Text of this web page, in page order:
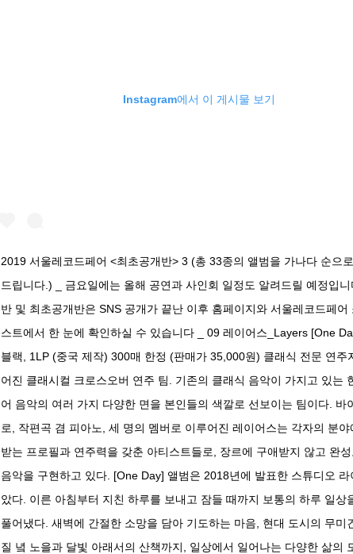
Instagram에서 이 게시물 보기
2019 서울레코드페어 <최초공개반> 3 (총 33종의 앨범을 가나다 순으
드립니다.) _ 금요일에는 올해 공연과 사인회 일정도 알려드릴 예정입니
반 및 최초공개반은 SNS 공개가 끝난 이후 홈페이지와 서울레코드페어
스트에서 한 눈에 확인하실 수 있습니다 _ 09 레이어스_Layers [One
블랙, 1LP (중국 제작) 300매 한정 (판매가 35,000원) 클래식 전문 연주
어진 클래시컬 크로스오버 연주 팀. 기존의 클래식 음악이 가지고 있는
어 음악의 여러 가지 다양한 면을 본인들의 색깔로 선보이는 팀이다. 바
로, 작편곡 겸 피아노, 세 명의 멤버로 이루어진 레이어스는 각자의 분야
받는 프로필과 연주력을 갖춘 아티스트들로, 장르에 구애받지 않고 완
음악을 구현하고 있다. [One Day] 앨범은 2018년에 발표한 스튜디오 라
았다. 이른 아침부터 지친 하루를 보내고 잠들 때까지 보통의 하루 일상
풀어냈다. 새벽에 간절한 소망을 담아 기도하는 마음, 현대 도시의 무미
질 녘 노을과 달빛 아래서의 산책까지, 일상에서 일어나는 다양한 삶의